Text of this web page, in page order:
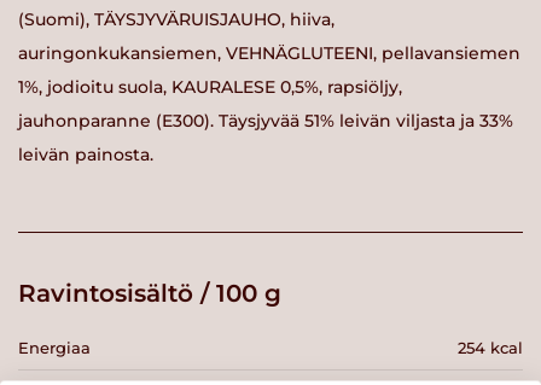
(Suomi), TÄYSJYVÄRUISJAUHO, hiiva,
auringonkukansiemen, VEHNÄGLUTEENI, pellavansiemen
1%, jodioitu suola, KAURALESE 0,5%, rapsiöljy,
jauhonparanne (E300). Täysjyvää 51% leivän viljasta ja 33%
leivän painosta.
Ravintosisältö / 100 g
Energiaa 254 kcal